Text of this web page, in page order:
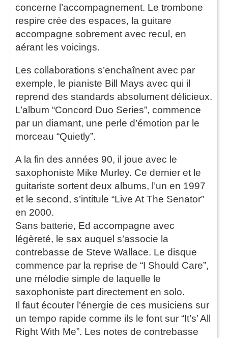
concerne l’accompagnement. Le trombone
respire crée des espaces, la guitare
accompagne sobrement avec recul, en
aérant les voicings.
Les collaborations s’enchaînent avec par
exemple, le pianiste Bill Mays avec qui il
reprend des standards absolument délicieux.
L’album “Concord Duo Series”, commence
par un diamant, une perle d’émotion par le
morceau “Quietly”.
A la fin des années 90, il joue avec le
saxophoniste Mike Murley. Ce dernier et le
guitariste sortent deux albums, l’un en 1997
et le second, s’intitule “Live At The Senator”
en 2000.
Sans batterie, Ed accompagne avec
légèreté, le sax auquel s’associe la
contrebasse de Steve Wallace. Le disque
commence par la reprise de “I Should Care”,
une mélodie simple de laquelle le
saxophoniste part directement en solo.
Il faut écouter l’énergie de ces musiciens sur
un tempo rapide comme ils le font sur “It’s’ All
Right With Me”. Les notes de contrebasse